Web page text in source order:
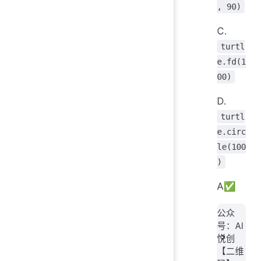
, 90)
C.
turtl
e.fd(1
00)
D.
turtl
e.circ
le(100
)
A✅
公众
号：AI
悦创
【二维